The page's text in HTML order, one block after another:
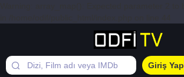
Giriş Yap